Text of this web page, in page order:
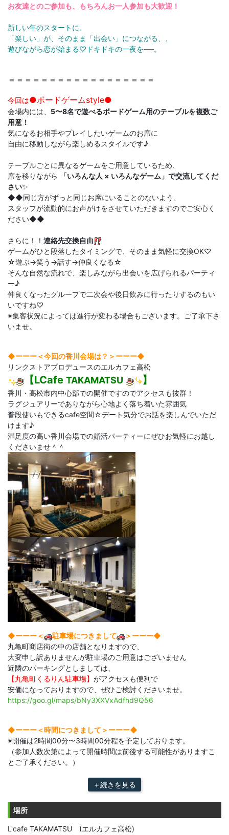
場所
L'cafe TAKAMATSU (エルカフェ高松)
お友達とのご参加も、もちろんお一人参加も大歓迎！
新しい年のスタートに、
「楽しい」が、そのまま「出会い」につながる、、
遊びながら恋が始まる♡ ドキドキの一夜を──。
＝＝＝＝＝＝＝＝＝＝＝＝＝＝＝＝＝＝
今回は●ボードゲームstyle●
会場内には、 5〜8名で遊べるボードゲーム用のテーブルを複数ご
用意！
気になるお相手やプレイしたいゲームのお席に
自由に移動しながら楽しめるスタイルです♪
テーブルごとに異なるゲームをご用意しているため、
席を移りながら
「いろんな人 × いろんなゲーム」で交流してくだ
さい✨
◆◆同じ方がずっと同じお席にいることのないよう、
スタッフが流動的にお声がけをさせていただきますのでご安心く
ださい◆◆
さらに！！ 連絡先交換自由
ゲームがひと段落したタイミングで、そのまま気軽に交換OK♡
☆遊ぶ→笑う→話す→仲良くなる☆
そんな自然な流れで、楽しみながら出会いを広げられるパーティ
ー♪
仲良くなったグループで二次会や後日飲みに行ったりするのもい
いですね♡
※集客状況によっては進行が変わる場合もございます。ご了承下さ
いませ。
◆ーーー＜今回の香川会場は？＞ ーーー◆
リンクストアプロデュースのエルカフェ高松
【LCafe TAKAMATSU 】
香川・高松市内中心部での開催ですのでアクセスも抜群！
ラグジュアリーでありながら心地よく落ち着いた雰囲気
普段使いもできるcafe空間☆デート気分でお話を楽しんでいただ
けます♪
満足度の高い香川会場での婚活パーティーにぜひお気軽にお越し
くださいませ＾＾
◆ーーー＜ 駐車場につきまして
＞ーーー◆
丸亀町商店街の中の店舗となりますので、
大変申し訳ありませんが駐車場のご用意はございません
近隣のパーキングとしましては、
【丸亀町くるりん駐車場】 がアクセスも便利で
安価になっておりますので、ぜひご検討くださいませ。
https://goo.gl/maps/bNy3XXVxAdfhd9Q56
◆ーーー＜時間につきまして＞ーーー◆​
※開催は2時間00分〜3時間00分程を予定しております。
（参加人数次第によって開催時間は前後する可能性がありますこ
とご了承ください。）
＋続きを見る